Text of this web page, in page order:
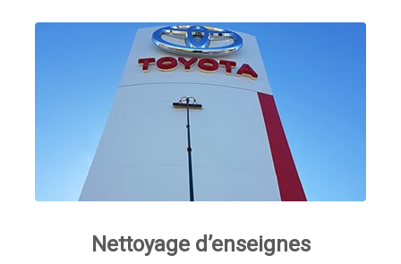
Nettoyage d’enseignes